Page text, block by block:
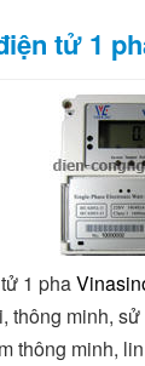
tử 1
1 pha
thông minh,
thông minh,